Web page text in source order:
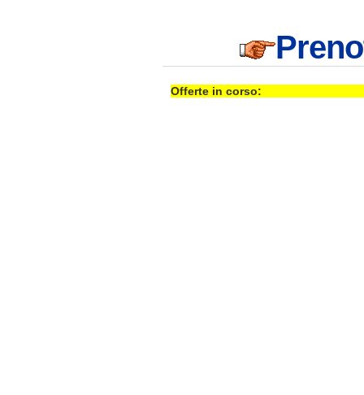
Offerte in corso: